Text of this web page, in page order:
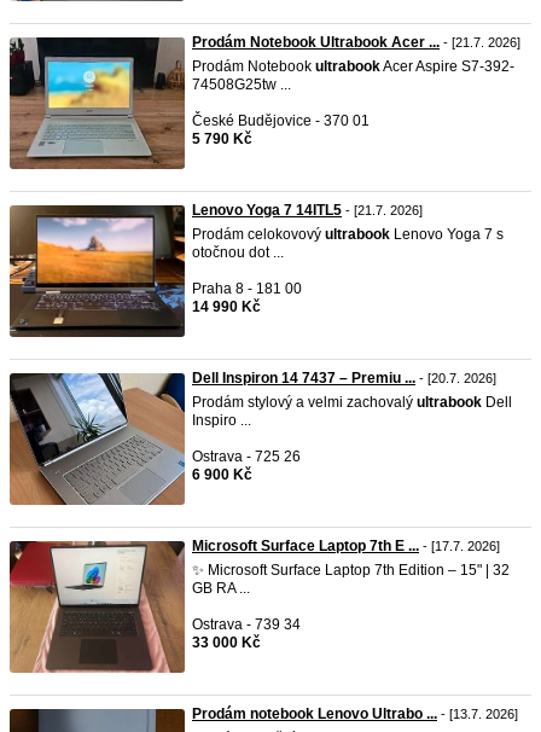
Prodám Notebook Ultrabook Acer ... - [21.7. 2026]
Prodám Notebook ultrabookAcer Aspire S7-392-
74508G25tw ...
České Budějovice - 370 01
5 790 Kč
Lenovo Yoga 7 14ITL5 - [21.7. 2026]
Prodám celokovový ultrabook Lenovo Yoga 7 s
otočnou dot ...
Praha 8 - 181 00
14 990 Kč
Dell Inspiron 14 7437 – Premiu ... - [20.7. 2026]
Prodám stylový a velmi zachovalý ultrabook Dell
Inspiro ...
Ostrava - 725 26
6 900 Kč
Microsoft Surface Laptop 7th E ... - [17.7. 2026]
✨ Microsoft Surface Laptop 7th Edition – 15" | 32
GB RA ...
Ostrava - 739 34
33 000 Kč
Prodám notebook Lenovo Ultrabo ... - [13.7. 2026]